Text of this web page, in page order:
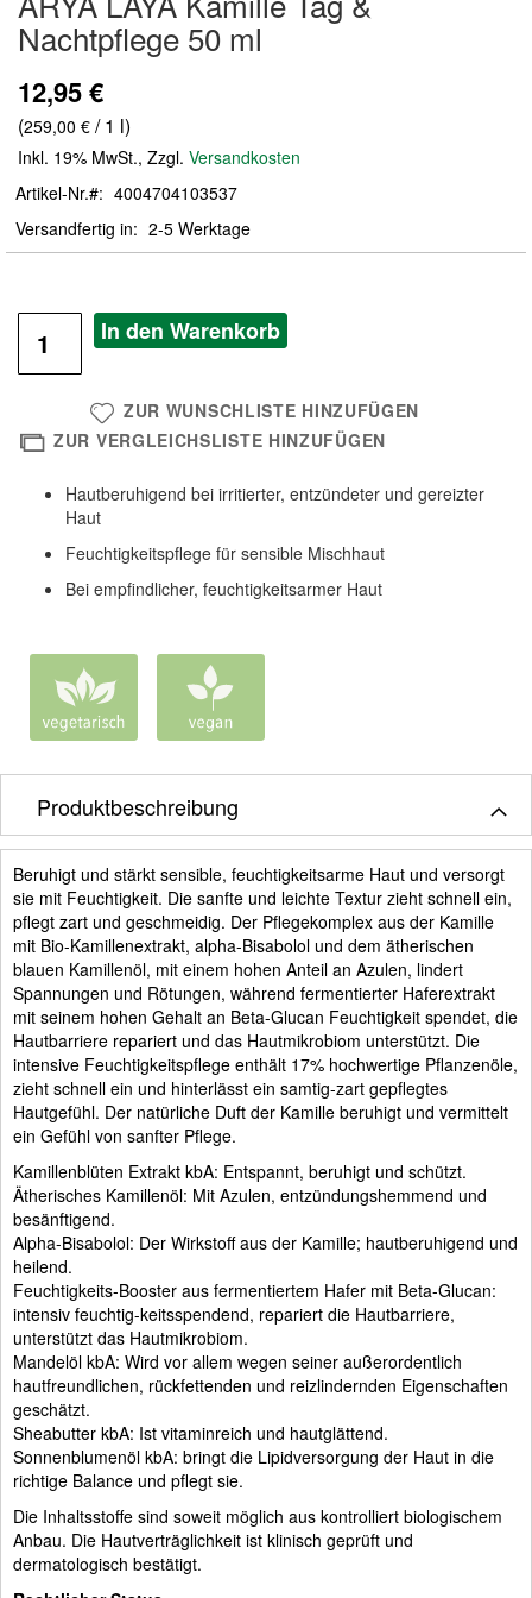
der
Bildergalerie
Nachtpflege 50 ml
12,95 €
(259,00 € / 1 l)
Inkl. 19% MwSt., Zzgl. Versandkosten
Artikel-Nr.
4004704103537
Versandfertig in
2-5 Werktage
In den Warenkorb
ZUR WUNSCHLISTE HINZUFÜGEN
ZUR VERGLEICHSLISTE HINZUFÜGEN
Hautberuhigend bei irritierter, entzündeter und gereizter
Haut
Feuchtigkeitspflege für sensible Mischhaut
Bei empfindlicher, feuchtigkeitsarmer Haut
Produktbeschreibung
Beruhigt und stärkt sensible, feuchtigkeitsarme Haut und versorgt
sie mit Feuchtigkeit. Die sanfte und leichte Textur zieht schnell ein,
pflegt zart und geschmeidig. Der Pflegekomplex aus der Kamille
mit Bio-Kamillenextrakt, alpha-Bisabolol und dem ätherischen
blauen Kamillenöl, mit einem hohen Anteil an Azulen, lindert
Spannungen und Rötungen, während fermentierter Haferextrakt
mit seinem hohen Gehalt an Beta-Glucan Feuchtigkeit spendet, die
Hautbarriere repariert und das Hautmikrobiom unterstützt. Die
intensive Feuchtigkeitspflege enthält 17% hochwertige Pflanzenöle,
zieht schnell ein und hinterlässt ein samtig-zart gepflegtes
Hautgefühl. Der natürliche Duft der Kamille beruhigt und vermittelt
ein Gefühl von sanfter Pflege.
Kamillenblüten Extrakt kbA: Entspannt, beruhigt und schützt.
Ätherisches Kamillenöl: Mit Azulen, entzündungshemmend und
besänftigend.
Alpha-Bisabolol: Der Wirkstoff aus der Kamille; hautberuhigend und
heilend.
Feuchtigkeits-Booster aus fermentiertem Hafer mit Beta-Glucan:
intensiv feuchtig-keitsspendend, repariert die Hautbarriere,
unterstützt das Hautmikrobiom.
Mandelöl kbA: Wird vor allem wegen seiner außerordentlich
hautfreundlichen, rückfettenden und reizlindernden Eigenschaften
geschätzt.
Sheabutter kbA: Ist vitaminreich und hautglättend.
Sonnenblumenöl kbA: bringt die Lipidversorgung der Haut in die
richtige Balance und pflegt sie.
Die Inhaltsstoffe sind soweit möglich aus kontrolliert biologischem
Anbau. Die Hautverträglichkeit ist klinisch geprüft und
dermatologisch bestätigt.